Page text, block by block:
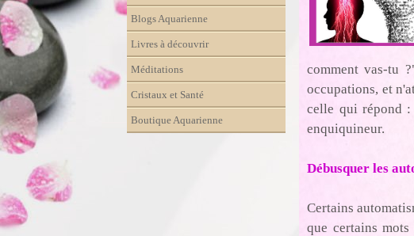
Blogs Aquarienne
Livres à découvrir
Méditations
Cristaux et Santé
Boutique Aquarienne
comment vas-tu
occupations, et
celle qui répond :
enquiquineur.
Débusquer les
Certains
que certains